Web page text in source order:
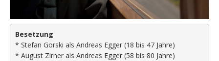
Besetzung
* Stefan Gorski als Andreas Egger (18 bis 47 Jahre)
* August Zirner als Andreas Egger (58 bis 80 Jahre)